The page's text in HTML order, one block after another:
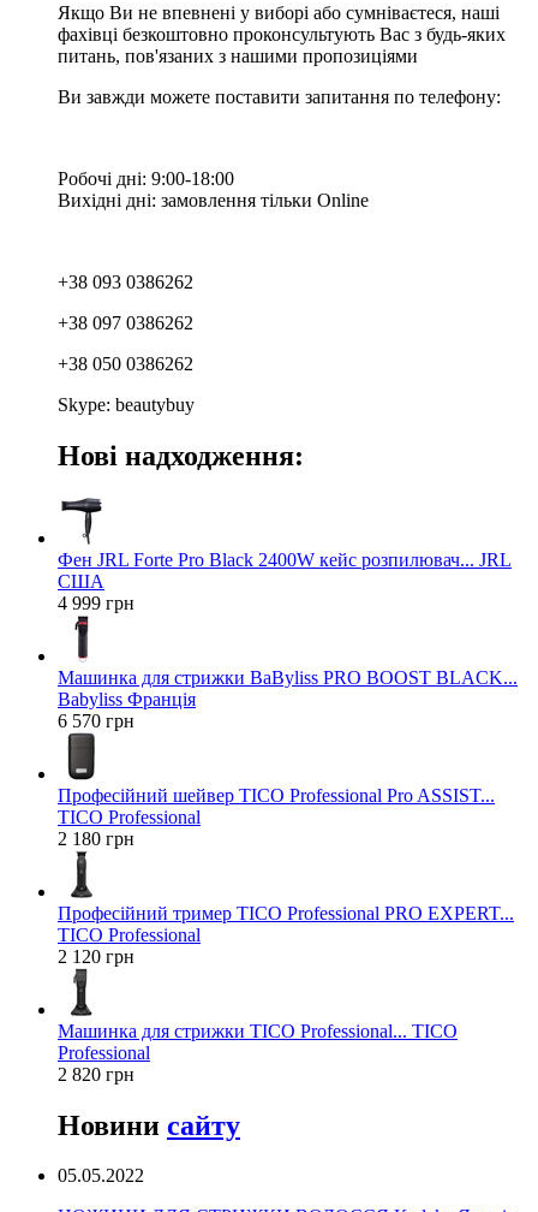
Якщо Ви не впевнені у виборі або сумніваєтеся, наші
фахівці безкоштовно проконсультують Вас з будь-яких
питань, пов'язаних з нашими пропозиціями
Ви завжди можете поставити запитання по телефону:
Робочі дні: 9:00-18:00
Вихідні дні: замовлення тільки Online
+38 093 0386262
+38 097 0386262
+38 050 0386262
Skype: beautybuy
Нові надходження:
Фен JRL Forte Pro Black 2400W кейс розпилювач... JRL
США
4 999 грн
Машинка для стрижки BaByliss PRO BOOST BLACK...
Babyliss Франція
6 570 грн
Професійний шейвер TICO Professional Pro ASSIST...
TICO Professional
2 180 грн
Професійний тример TICO Professional PRO EXPERT...
TICO Professional
2 120 грн
Машинка для стрижки TICO Professional... TICO
Professional
2 820 грн
Новини сайту
05.05.2022